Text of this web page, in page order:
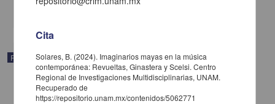
Publicación editorial
Cita
Solares, B. (2024). Imaginarios mayas en la música
contemporánea: Revueltas, Ginastera y Scelsi. Centro
Regional de Investigaciones Multidisciplinarias, UNAM.
Recuperado de
https://repositorio.unam.mx/contenidos/5062771